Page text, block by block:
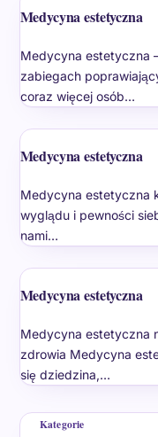
Medycyna estetyczna
Medycyna estetyczna
zabiegach
coraz więcej osób…
Medycyna estetyczna
Medycyna estetyczna
wyglądu i pewności
nami…
Medycyna estetyczna
Medycyna estetyczna
zdrowia Medycyna
się dziedzina,…
Kategorie